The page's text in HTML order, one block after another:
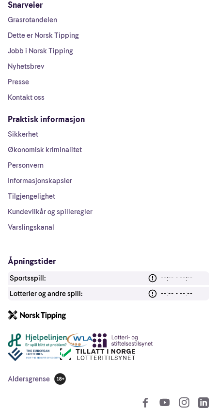
Snarveier
Grasrotandelen
Dette er Norsk Tipping
Jobb i Norsk Tipping
Nyhetsbrev
Presse
Kontakt oss
Praktisk informasjon
Sikkerhet
Økonomisk kriminalitet
Personvern
Informasjonskapsler
Tilgjengelighet
Kundevilkår og spilleregler
Varslingskanal
Åpningstider
Sportsspill:
--:-- - --:--
Lotterier og andre spill:
--:-- - --:--
Andre lenker
Aldersgrense
18 år